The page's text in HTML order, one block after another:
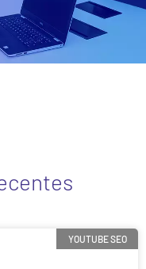
YOUTUBE SEO